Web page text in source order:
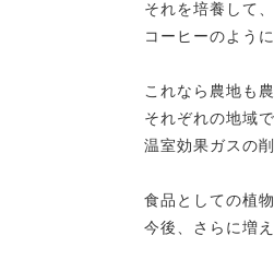
それを培養して
コーヒーのよう
これなら農地も
それぞれの地域
温室効果ガスの
食品としての植
今後、さらに増